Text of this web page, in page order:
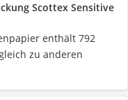
Scottex Sensitive
enthält 792
zu anderen